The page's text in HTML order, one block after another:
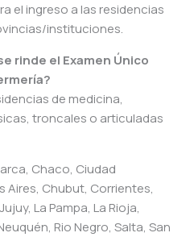
el ingreso a las residencias
instituciones.
rinde el Examen Único
de medicina,
troncales o articuladas
Chaco, Ciudad
Aires, Chubut, Corrientes,
La Pampa, La Rioja,
Rio Negro, Salta, San